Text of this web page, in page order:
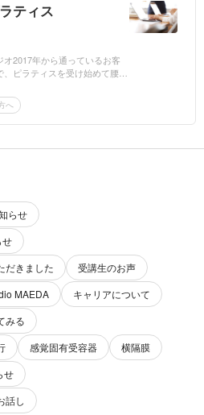
ティス
2017年から通っているお客
ピラティスを受け始めて腰痛
へ
らせ
せ
だきました
受講生のお声
MAEDA
キャリアについて
みる
感覚固有受容器
横隔膜
せ
話し